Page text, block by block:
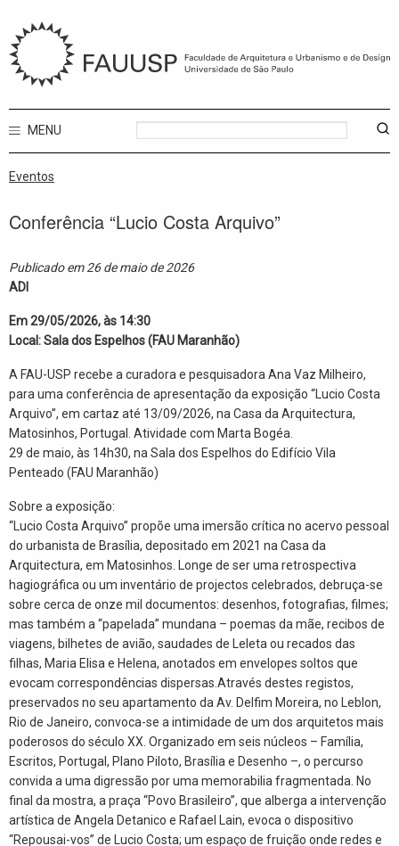
MENU
Eventos
Conferência “Lucio Costa Arquivo”
Publicado em 26 de maio de 2026
ADI
Em 29/05/2026, às 14:30
Local: Sala dos Espelhos (FAU Maranhão)
A FAU-USP recebe a curadora e pesquisadora Ana Vaz Milheiro,
para uma conferência de apresentação da exposição “Lucio Costa
Arquivo”, em cartaz até 13/09/2026, na Casa da Arquitectura,
Matosinhos, Portugal. Atividade com Marta Bogéa.
29 de maio, às 14h30, na Sala dos Espelhos do Edifício Vila
Penteado (FAU Maranhão)
Sobre a exposição:
“Lucio Costa Arquivo” propõe uma imersão crítica no acervo pessoal
do urbanista de Brasília, depositado em 2021 na Casa da
Arquitectura, em Matosinhos. Longe de ser uma retrospectiva
hagiográfica ou um inventário de projectos celebrados, debruça-se
sobre cerca de onze mil documentos: desenhos, fotografias, filmes;
mas também a “papelada” mundana – poemas da mãe, recibos de
viagens, bilhetes de avião, saudades de Leleta ou recados das
filhas, Maria Elisa e Helena, anotados em envelopes soltos que
evocam correspondências dispersas.Através destes registos,
preservados no seu apartamento da Av. Delfim Moreira, no Leblon,
Rio de Janeiro, convoca-se a intimidade de um dos arquitetos mais
poderosos do século XX. Organizado em seis núcleos – Família,
Escritos, Portugal, Plano Piloto, Brasília e Desenho –, o percurso
convida a uma digressão por uma memorabilia fragmentada. No
final da mostra, a praça “Povo Brasileiro”, que alberga a intervenção
artística de Angela Detanico e Rafael Lain, evoca o dispositivo
“Repousai-vos” de Lucio Costa; um espaço de fruição onde redes e